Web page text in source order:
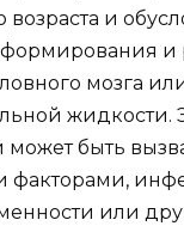
возраста и
и
мозга
жидкости.
быть
факторами,
или